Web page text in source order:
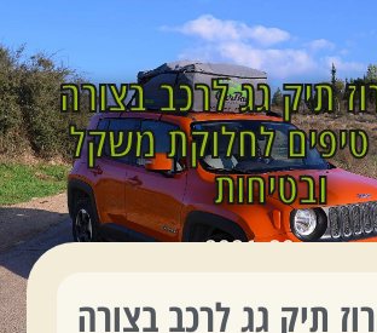
תיק גג לרכב בצורה
טיפים לחלוקת משקל
ובטיחות
מאי 20, 2026
תיק גג לרכב בצורה